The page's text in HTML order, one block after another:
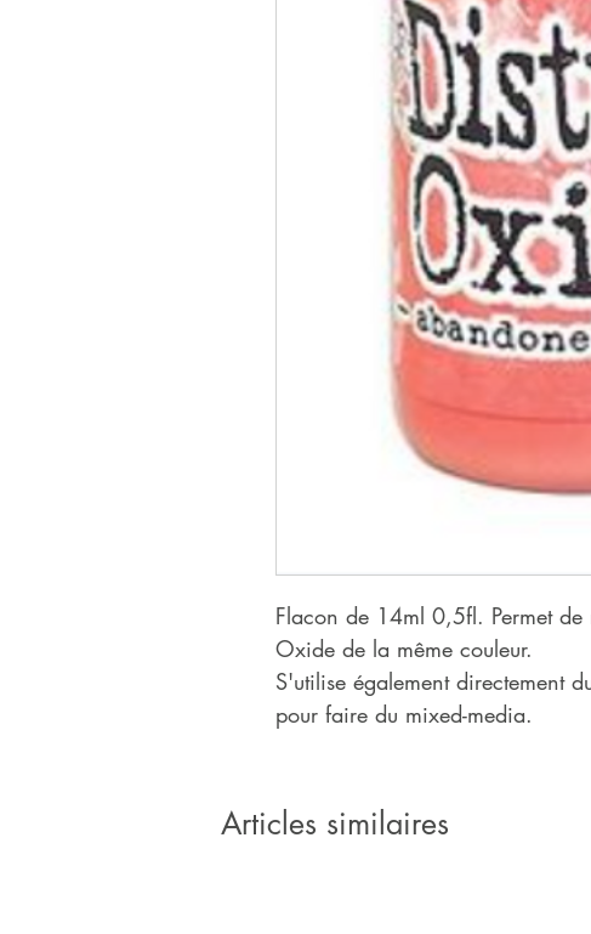
Flacon de 14ml 0,5fl. Permet de
Oxide de la même couleur.
S'utilise également directement
pour faire du mixed-media.
Articles similaires